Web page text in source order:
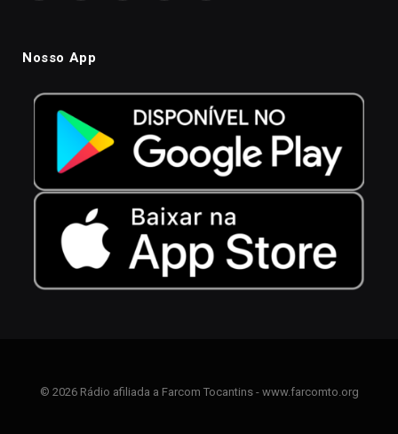
Nosso App
© 2026 Rádio afiliada a Farcom Tocantins - www.farcomto.org